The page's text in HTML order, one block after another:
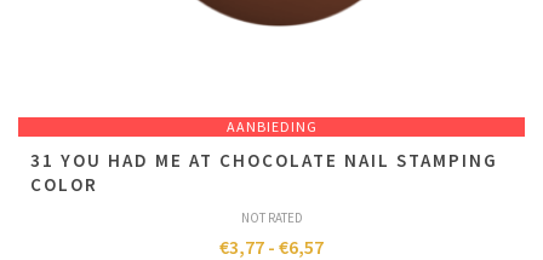
AANBIEDING
31 YOU HAD ME AT CHOCOLATE NAIL STAMPING
COLOR
NOT RATED
€3,77 - €6,57